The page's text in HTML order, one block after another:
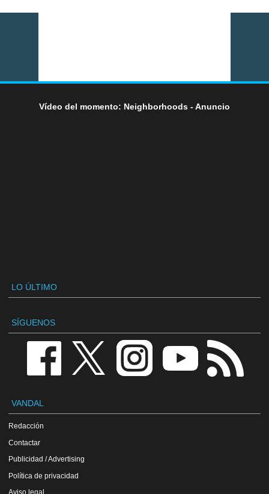
Vídeo del momento: Neighborhoods - Anuncio
LO ÚLTIMO
SÍGUENOS
VANDAL
Redacción
Contactar
Publicidad / Advertising
Política de privacidad
Aviso legal